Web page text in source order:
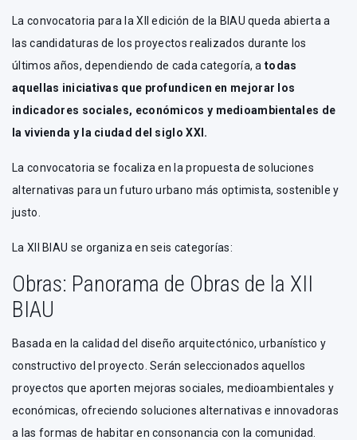
La convocatoria para la XII edición de la BIAU queda abierta a
las candidaturas de los proyectos realizados durante los
últimos años, dependiendo de cada categoría, atodas
aquellas iniciativas que profundicen en mejorar los
indicadores sociales, económicos y medioambientales de
la vivienda y la ciudad del siglo XXI.
La convocatoria se focaliza en la propuesta de soluciones
alternativas para un futuro urbano más optimista, sostenible y
justo.
La XII BIAU se organiza en seis categorías:
Obras: Panorama de Obras de la XII
BIAU
Basada en la calidad del diseño arquitectónico, urbanístico y
constructivo del proyecto. Serán seleccionados aquellos
proyectos que aporten mejoras sociales, medioambientales y
económicas, ofreciendo soluciones alternativas e innovadoras
a las formas de habitar en consonancia con la comunidad.